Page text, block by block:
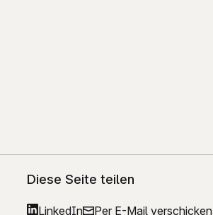
Diese Seite teilen
LinkedIn Per E-Mail verschicken